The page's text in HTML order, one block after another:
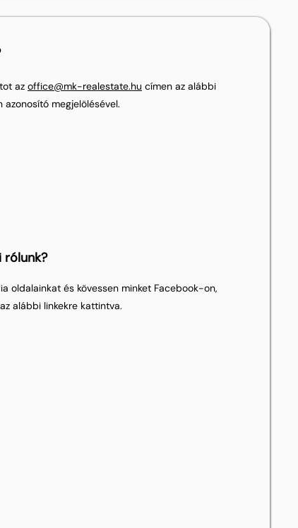
az office@mk-realestate.hu címen az alábbi
megjelölésével.
oldalainkat és kövessen minket Facebook-on,
alábbi linkekre kattintva.